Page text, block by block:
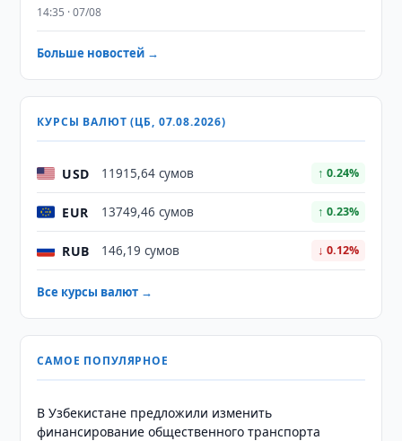
14:35 · 07/08
Больше новостей →
КУРСЫ ВАЛЮТ (ЦБ, 07.08.2026)
USD 11915,64 сумов ↑ 0.24%
EUR 13749,46 сумов ↑ 0.23%
RUB 146,19 сумов ↓ 0.12%
Все курсы валют →
САМОЕ ПОПУЛЯРНОЕ
В Узбекистане предложили изменить
финансирование общественного транспорта